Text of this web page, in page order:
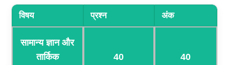
विषय प्रश्न अंक
सामान्य ज्ञान और
तार्किक
40 40